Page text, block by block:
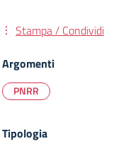
Stampa / Condividi
Argomenti
PNRR
Tipologia